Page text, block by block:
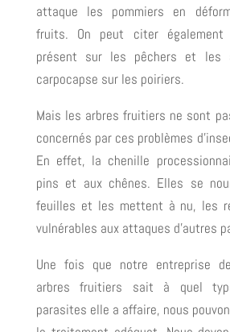
attaque les pommiers en
fruits. On peut citer
présent sur les pêchers et les
carpocapse sur les poiriers.
Mais les arbres fruitiers ne sont
concernés par ces problèmes
En effet, la chenille
pins et aux chênes. Elles se
feuilles et les mettent à nu, les
vulnérables aux attaques d’autres
Une fois que notre entreprise
arbres fruitiers sait à quel
parasites elle a affaire, nous